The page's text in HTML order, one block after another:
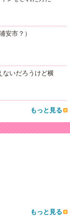
安市？）
ないだろうけど横
もっと見る
もっと見る